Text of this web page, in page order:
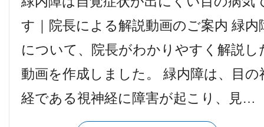
す｜院長による解説動画のご案内 緑内
について、院長がわかりやすく解説し
動画を作成しました。 緑内障は、目の
経である視神経に障害が起こり、見…